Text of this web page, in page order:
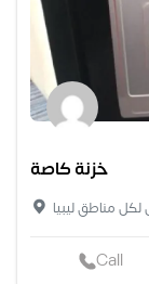
خزنة كاصة
مناطق ليبيا
Call